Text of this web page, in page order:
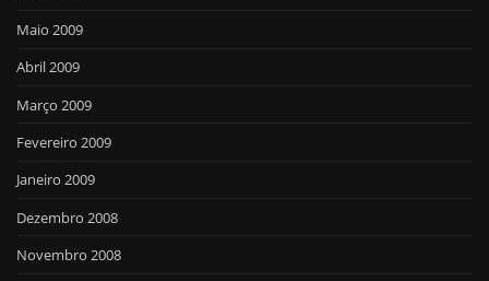
Maio 2009
Abril 2009
Março 2009
Fevereiro 2009
Janeiro 2009
Dezembro 2008
Novembro 2008